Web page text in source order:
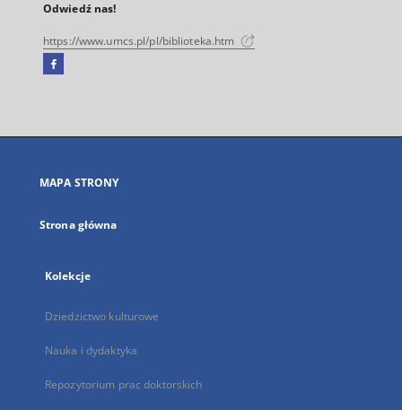
Odwiedź nas!
https://www.umcs.pl/pl/biblioteka.htm
Facebook
się
karcie
MAPA STRONY
Strona główna
Kolekcje
Dziedzictwo kulturowe
Nauka i dydaktyka
Repozytorium prac doktorskich